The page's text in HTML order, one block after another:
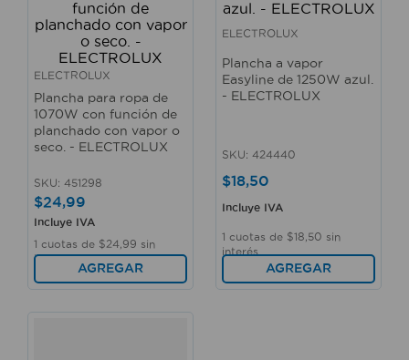
ELECTROLUX
Plancha para ropa de
1070W con función de
planchado con vapor o
seco. - ELECTROLUX
SKU: 451298
$24,99
Incluye IVA
1 cuotas de $24 99 sin
interés
AGREGAR
ELECTROLUX
Plancha a vapor
Easyline de 1250W azul.
- ELECTROLUX
SKU: 424440
$18,50
Incluye IVA
1 cuotas de $18 50 sin
interés
AGREGAR